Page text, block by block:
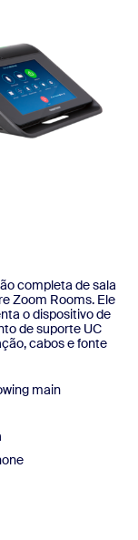
completa de sala
Zoom Rooms. Ele
o dispositivo de
de suporte UC
cabos e fonte
main